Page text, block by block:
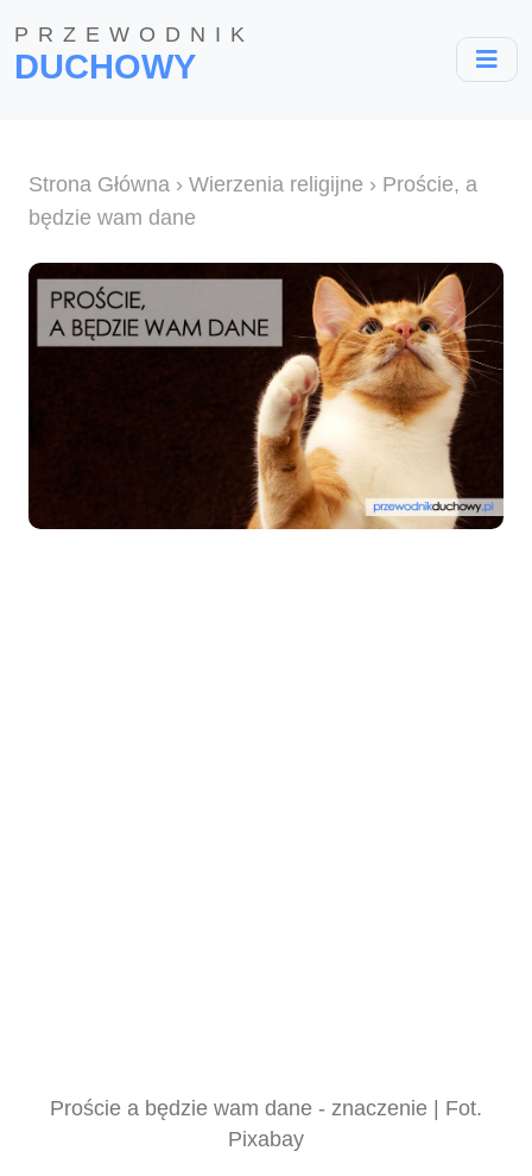
PRZEWODNIK
DUCHOWY
Strona Główna › Wierzenia religijne › Proście, a
będzie wam dane
Proście a będzie wam dane - znaczenie | Fot.
Pixabay